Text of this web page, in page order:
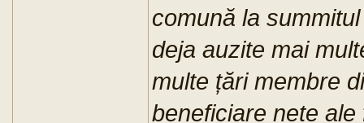
comună la
deja auzite mai
multe țări membre
beneficiare nete